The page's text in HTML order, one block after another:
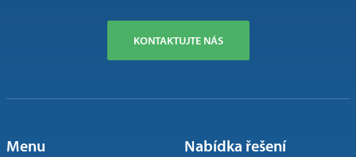
KONTAKTUJTE NÁS
Menu Nabídka řešení